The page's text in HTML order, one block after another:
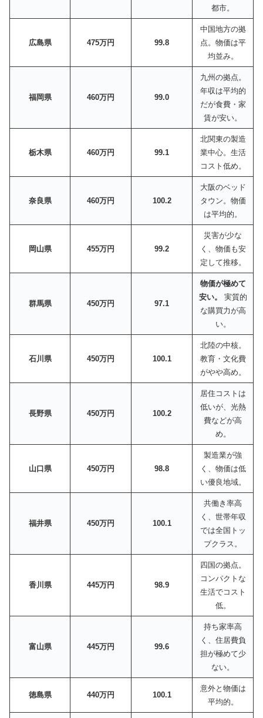
都市。
広島県 475万円 99.8
中国地方の拠
点。物価は平
均並み。
福岡県 460万円 99.0
九州の拠点。
年収は平均的
だが食費・家
賃が安い。
栃木県 460万円 99.1
北関東の製造
業中心。生活
コスト低め。
奈良県 460万円 100.2
大阪のベッド
タウン。物価
は平均的。
岡山県 455万円 99.2
災害が少な
く、物価も安
定して推移。
群馬県 450万円 97.1
物価が極めて
安い。
実質的
な購買力が高
い。
石川県 450万円 100.1
北陸の中核。
教育・文化費
がやや高め。
長野県 450万円 100.2
居住コストは
低いが、光熱
費などが高
め。
山口県 450万円 98.8
製造業が強
く、物価は低
い優良地域。
福井県 450万円 100.1
共働き率高
く、世帯年収
では全国トッ
プクラス。
香川県 445万円 98.9
四国の拠点。
コンパクトな
生活でコスト
低。
富山県 445万円 99.6
持ち家率高
く、住居費負
担が極めて少
ない。
徳島県 440万円 100.1
意外と物価は
平均的。